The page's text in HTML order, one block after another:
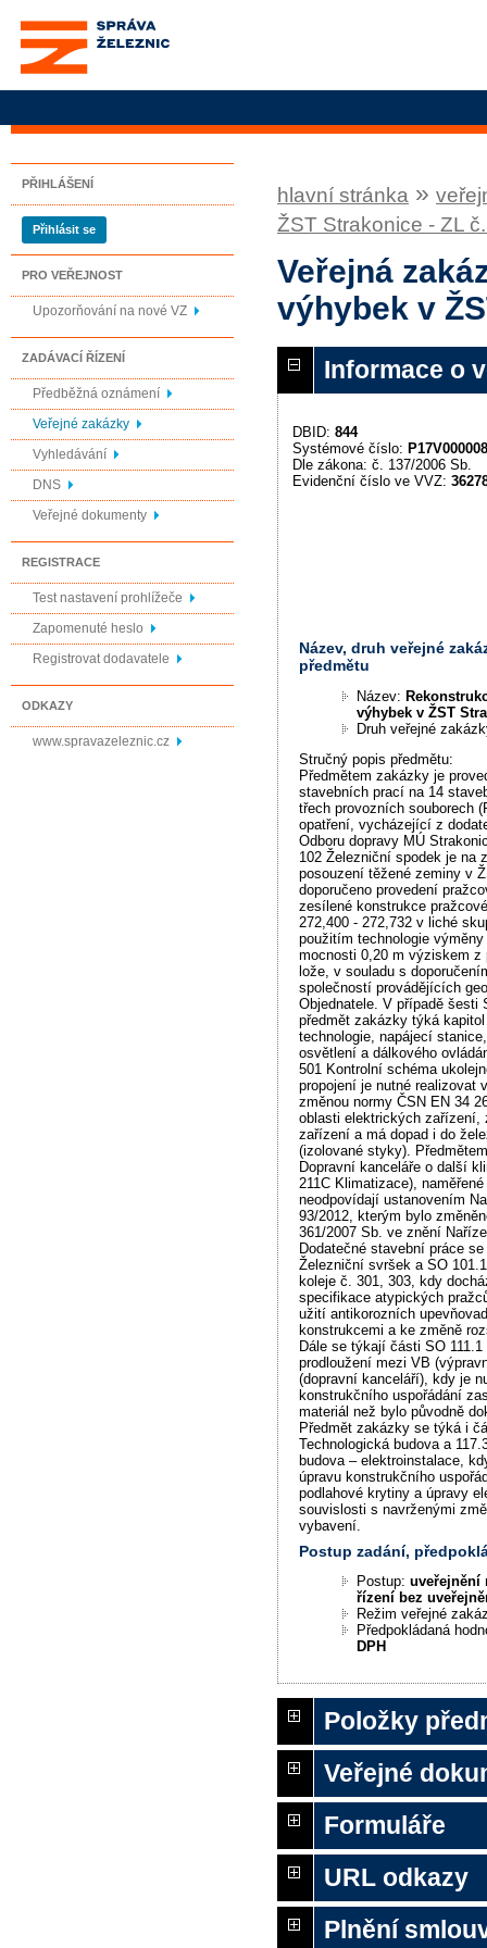
Správa železnic, státní
organizace
PŘIHLÁŠENÍ
Přihlásit se
PRO VEŘEJNOST
Upozorňování na nové VZ
ZADÁVACÍ ŘÍZENÍ
Předběžná oznámení
Veřejné zakázky
Vyhledávání
DNS
Veřejné dokumenty
REGISTRACE
Test nastavení prohlížeče
Zapomenuté heslo
Registrovat dodavatele
ODKAZY
www.spravazeleznic.cz
hlavní stránka »
ŽST Strakonice - ZL
Veřejná
výhybek v
Informace o
DBID: 844
Systémové číslo:
Dle zákona: č. 137/2006 Sb.
Evidenční číslo ve VVZ:
Název, druh veřejné
předmětu
Název:
výhybek v ŽST
Druh veřejné
Stručný popis předmětu:
Předmětem zakázky je
stavebních prací na 14
třech provozních souborech
opatření, vycházející z
Odboru dopravy MÚ
102 Železniční spodek je na
posouzení těžené zeminy v
doporučeno provedení
zesílené konstrukce
272,400 - 272,732 v liché
použitím technologie
mocnosti 0,20 m výziskem z
lože, v souladu s
společností provádějících
Objednatele. V případě šesti
předmět zakázky týká
technologie, napájecí
osvětlení a dálkového
501 Kontrolní schéma
propojení je nutné realizovat
změnou normy ČSN EN 34
oblasti elektrických zařízení,
zařízení a má dopad i do
(izolované styky).
Dopravní kanceláře o další
211C Klimatizace),
neodpovídají ustanovením
93/2012, kterým bylo
361/2007 Sb. ve znění
Dodatečné stavební práce
Železniční svršek a SO
koleje č. 301, 303, kdy
specifikace atypických
užití antikorozních
konstrukcemi a ke změně
Dále se týkají části SO
prodloužení mezi VB
(dopravní kanceláří), kdy je
konstrukčního uspořádání
materiál než bylo původně
Předmět zakázky se týká i
Technologická budova a
budova – elektroinstalace,
úpravu konstrukčního
podlahové krytiny a úpravy
souvislosti s navrženými
vybavení.
Postup zadání,
Postup:uveřejnění
řízení bez
Režim veřejné
Předpokládaná
DPH
Položky
Veřejné
Formuláře
URL odkazy
Plnění